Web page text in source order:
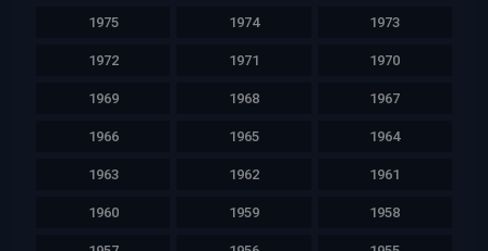
1975 1974 1973
1972 1971 1970
1969 1968 1967
1966 1965 1964
1963 1962 1961
1960 1959 1958